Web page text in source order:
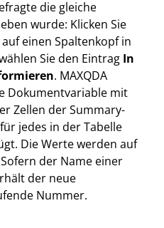
die gleiche
wurde: Klicken Sie
einen Spaltenkopf in
Sie den Eintrag In
. MAXQDA
Dokumentvariable mit
Zellen der Summary-
jedes in der Tabelle
Die Werte werden auf
der Name einer
der neue
Nummer.